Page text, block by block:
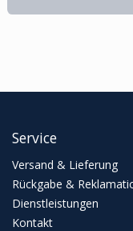
Service
Versand & Lieferung
Rückgabe &
Dienstleistungen
Kontakt